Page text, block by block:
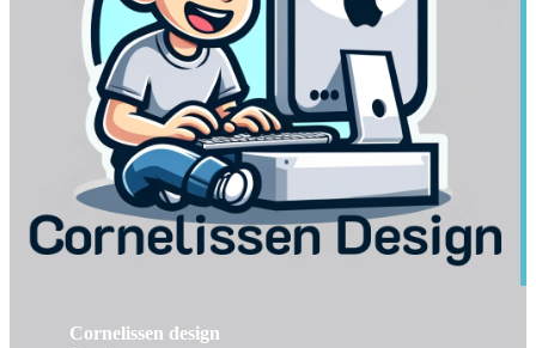
Cornelissen design